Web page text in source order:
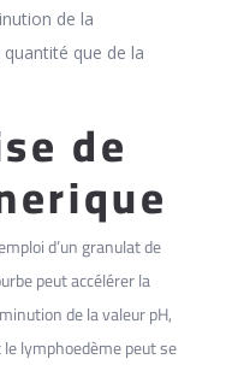
de la
que de la
de
d’un granulat de
peut accélérer la
de la valeur pH,
lymphoedème peut se